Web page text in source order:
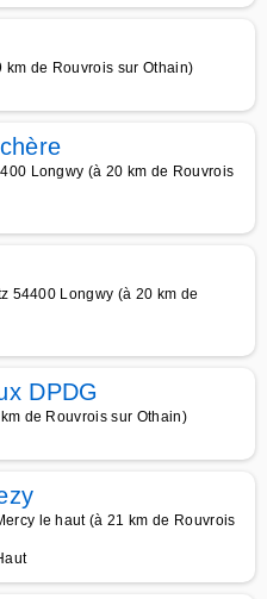
km de Rouvrois sur Othain)
Longwy (à 20 km de Rouvrois
54400 Longwy (à 20 km de
DPDG
de Rouvrois sur Othain)
le haut (à 21 km de Rouvrois